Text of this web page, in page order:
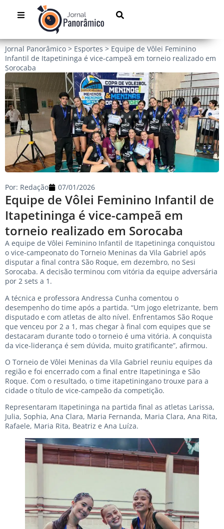
Jornal Panorâmico > Esportes > Equipe de Vôlei Feminino
Infantil de Itapetininga é vice-campeã em torneio realizado em
Sorocaba
Equipe de Vôlei Feminino Infantil de
Itapetininga é vice-campeã em
torneio realizado em Sorocaba
Por: Redação 07/01/2026
A equipe de Vôlei Feminino Infantil de Itapetininga conquistou
o vice-campeonato do Torneio Meninas da Vila Gabriel após
disputar a final contra São Roque, em dezembro, no Sesi
Sorocaba. A decisão terminou com vitória da equipe adversária
por 2 sets a 1.
A técnica e professora Andressa Cunha comentou o
desempenho do time após a partida. “Um jogo eletrizante, bem
disputado e com atletas de alto nível. Enfrentamos São Roque
que venceu por 2 a 1, mas chegar à final com equipes que se
destacaram durante todo o torneio é uma vitória. A conquista
da vice-liderança é sem dúvida, muito gratificante”, afirmou.
O Torneio de Vôlei Meninas da Vila Gabriel reuniu equipes da
região e foi encerrado com a final entre Itapetininga e São
Roque. Com o resultado, o time itapetiningano trouxe para a
cidade o título de vice-campeão da competição.
Representaram Itapetininga na partida final as atletas Larissa,
Julia, Sophia, Ana Clara, Maria Fernanda, Maria Clara, Ana Rita,
Rafaele, Maria Rita, Beatriz e Ana Luíza.